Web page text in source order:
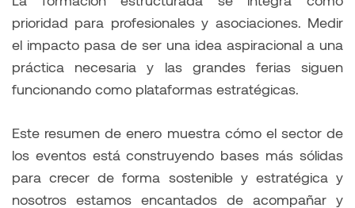
prioridad para profesionales y asociaciones. Medir
el impacto pasa de ser una idea aspiracional a una
práctica necesaria y las grandes ferias siguen
funcionando como plataformas estratégicas.
Este resumen de enero muestra cómo el sector de
los eventos está construyendo bases más sólidas
para crecer de forma sostenible y estratégica y
nosotros estamos encantados de acompañar y